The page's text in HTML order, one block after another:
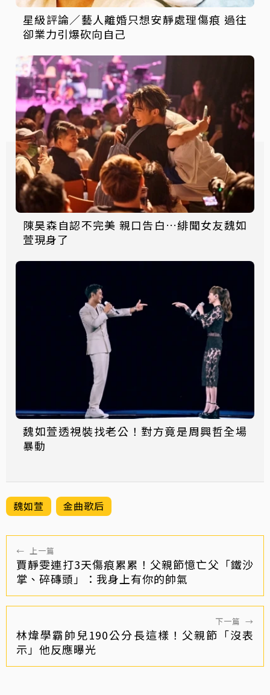
星級評論／藝人離婚只想安靜處理傷痕 過往
卻業力引爆砍向自己
陳昊森自認不完美 親口告白…緋聞女友魏如
萱現身了
魏如萱透視裝找老公！對方竟是周興哲全場
暴動
魏如萱 金曲歌后
← 上一篇
賈靜雯連打3天傷痕累累！父親節憶亡父「鐵沙
掌、碎磚頭」：我身上有你的帥氣
下一篇 →
林煒學霸帥兒190公分長這樣！父親節「沒表
示」他反應曝光